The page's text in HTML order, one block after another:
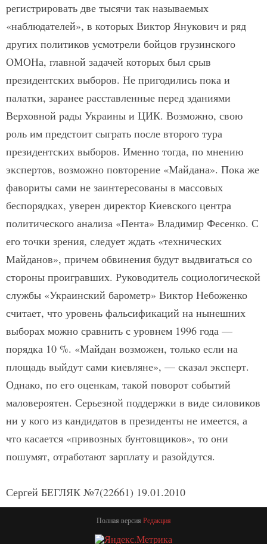
регистрировать две тысячи так называемых
«наблюдателей», в которых Виктор Янукович и ряд
других политиков усмотрели бойцов грузинского
ОМОНа, главной задачей которых был срыв
президентских выборов. Не пригодились пока и
палатки, заранее расставленные перед зданиями
Верховной рады Украины и ЦИК. Возможно, свою
роль им предстоит сыграть после второго тура
президентских выборов. Именно тогда, по мнению
экспертов, возможно повторение «Майдана». Пока же
фавориты сами не заинтересованы в массовых
беспорядках, уверен директор Киевского центра
политического анализа «Пента» Владимир Фесенко. С
его точки зрения, следует ждать «технических
Майданов», причем обвинения будут выдвигаться со
стороны проигравших. Руководитель социологической
службы «Украинский барометр» Виктор Небоженко
считает, что уровень фальсификаций на нынешних
выборах можно сравнить с уровнем 1996 года —
порядка 10 %. «Майдан возможен, только если на
площадь выйдут сами киевляне», — сказал эксперт.
Однако, по его оценкам, такой поворот событий
маловероятен. Серьезной поддержки в виде силовиков
ни у кого из кандидатов в президенты не имеется, а
что касается «привозных бунтовщиков», то они
пошумят, отработают зарплату и разойдутся.
Сергей БЕГЛЯК №7(22661) 19.01.2010
Полная версия Редакция